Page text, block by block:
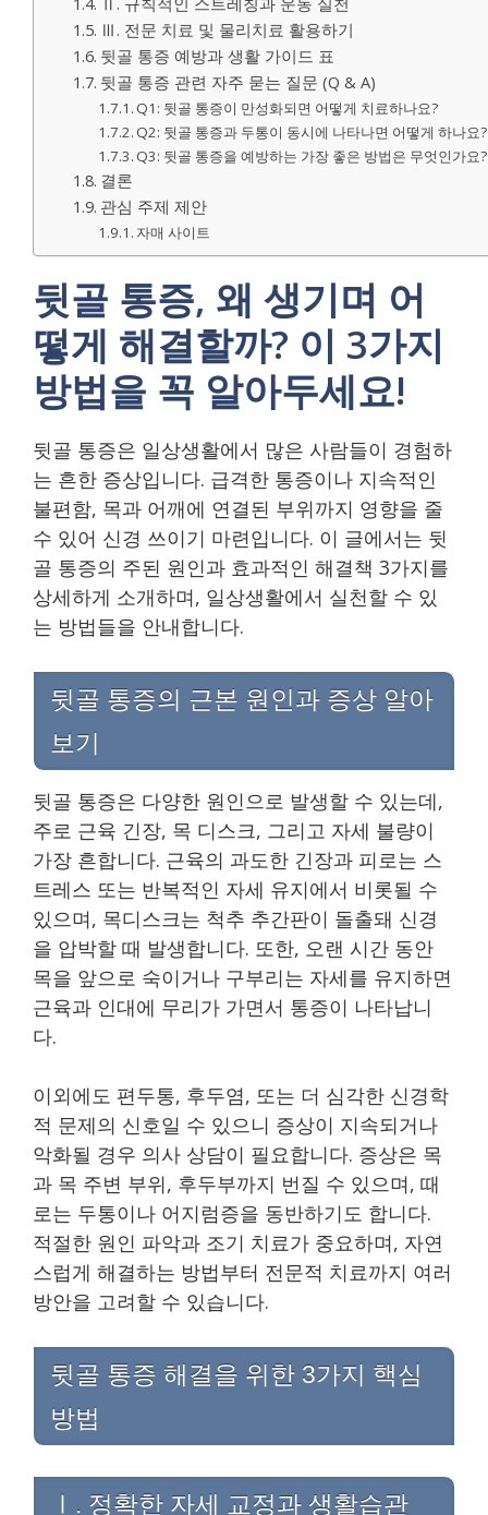
Ⅲ. 전문 치료 및 물리치료 활용하기
뒷골 통증 예방과 생활 가이드 표
뒷골 통증 관련 자주 묻는 질문 (Q & A)
Q1: 뒷골 통증이 만성화되면 어떻게 치료하나요?
Q2: 뒷골 통증과 두통이 동시에 나타나면 어떻게 하나요?
Q3: 뒷골 통증을 예방하는 가장 좋은 방법은 무엇인가요?
결론
관심 주제 제안
자매 사이트
뒷골 통증, 왜 생기며 어
떻게 해결할까? 이 3가지
방법을 꼭 알아두세요!
뒷골 통증은 일상생활에서 많은 사람들이 경험하
는 흔한 증상입니다. 급격한 통증이나 지속적인
불편함, 목과 어깨에 연결된 부위까지 영향을 줄
수 있어 신경 쓰이기 마련입니다. 이 글에서는 뒷
골 통증의 주된 원인과 효과적인 해결책 3가지를
상세하게 소개하며, 일상생활에서 실천할 수 있
는 방법들을 안내합니다.
뒷골 통증의 근본 원인과 증상 알아
보기
뒷골 통증은 다양한 원인으로 발생할 수 있는데,
주로 근육 긴장, 목 디스크, 그리고 자세 불량이
가장 흔합니다. 근육의 과도한 긴장과 피로는 스
트레스 또는 반복적인 자세 유지에서 비롯될 수
있으며, 목디스크는 척추 추간판이 돌출돼 신경
을 압박할 때 발생합니다. 또한, 오랜 시간 동안
목을 앞으로 숙이거나 구부리는 자세를 유지하면
근육과 인대에 무리가 가면서 통증이 나타납니
다.
이외에도 편두통, 후두염, 또는 더 심각한 신경학
적 문제의 신호일 수 있으니 증상이 지속되거나
악화될 경우 의사 상담이 필요합니다. 증상은 목
과 목 주변 부위, 후두부까지 번질 수 있으며, 때
로는 두통이나 어지럼증을 동반하기도 합니다.
적절한 원인 파악과 조기 치료가 중요하며, 자연
스럽게 해결하는 방법부터 전문적 치료까지 여러
방안을 고려할 수 있습니다.
뒷골 통증 해결을 위한 3가지 핵심
방법
Ⅰ. 정확한 자세 교정과 생활습관